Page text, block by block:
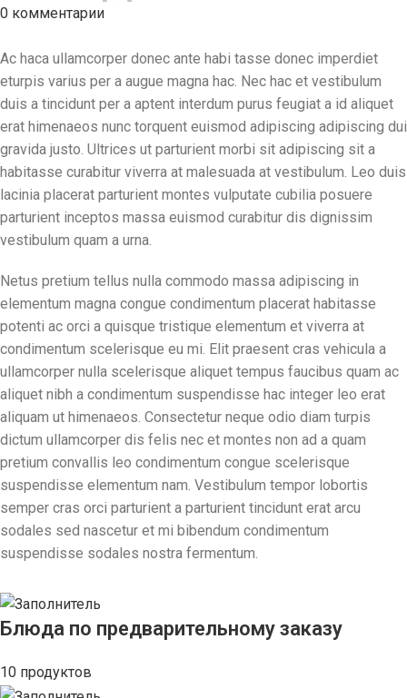
0 комментарии
Ac haca ullamcorper donec ante habi tasse donec imperdiet
eturpis varius per a augue magna hac. Nec hac et vestibulum
duis a tincidunt per a aptent interdum purus feugiat a id aliquet
erat himenaeos nunc torquent euismod adipiscing adipiscing dui
gravida justo. Ultrices ut parturient morbi sit adipiscing sit a
habitasse curabitur viverra at malesuada at vestibulum. Leo duis
lacinia placerat parturient montes vulputate cubilia posuere
parturient inceptos massa euismod curabitur dis dignissim
vestibulum quam a urna.
Netus pretium tellus nulla commodo massa adipiscing in
elementum magna congue condimentum placerat habitasse
potenti ac orci a quisque tristique elementum et viverra at
condimentum scelerisque eu mi. Elit praesent cras vehicula a
ullamcorper nulla scelerisque aliquet tempus faucibus quam ac
aliquet nibh a condimentum suspendisse hac integer leo erat
aliquam ut himenaeos. Consectetur neque odio diam turpis
dictum ullamcorper dis felis nec et montes non ad a quam
pretium convallis leo condimentum congue scelerisque
suspendisse elementum nam. Vestibulum tempor lobortis
semper cras orci parturient a parturient tincidunt erat arcu
sodales sed nascetur et mi bibendum condimentum
suspendisse sodales nostra fermentum.
Блюда по предварительному заказу
10 продуктов